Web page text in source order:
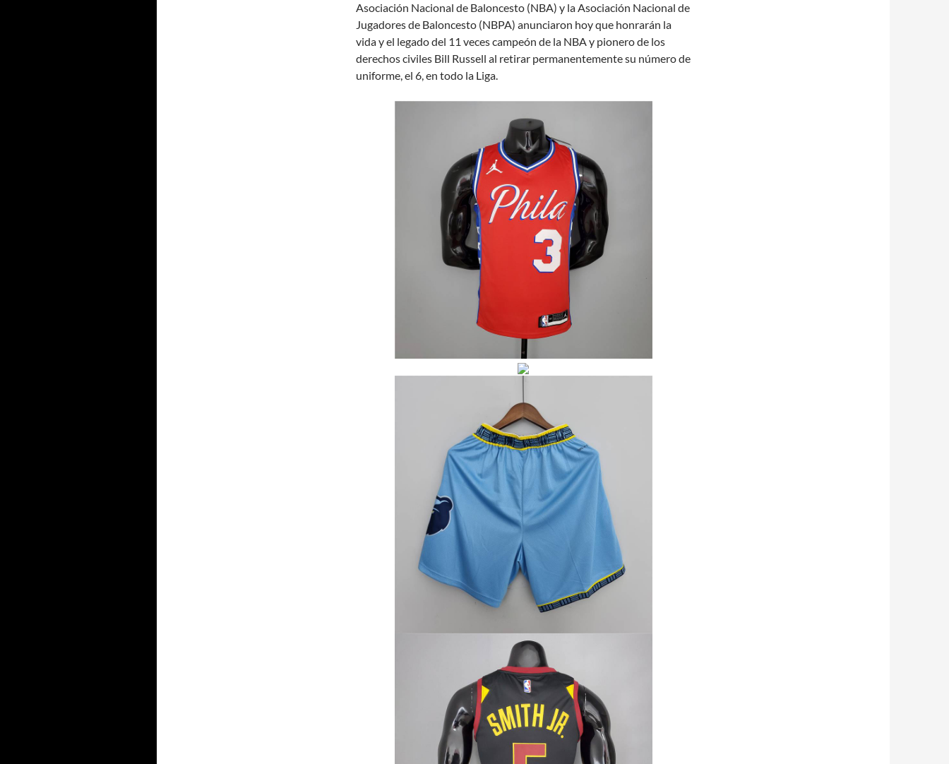
Asociación Nacional de Baloncesto (NBA) y la Asociación Nacional de
Jugadores de Baloncesto (NBPA) anunciaron hoy que honrarán la
vida y el legado del 11 veces campeón de la NBA y pionero de los
derechos civiles Bill Russell al retirar permanentemente su número de
uniforme, el 6, en todo la Liga.